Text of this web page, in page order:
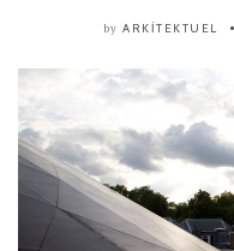
by ARKITEKTUEL